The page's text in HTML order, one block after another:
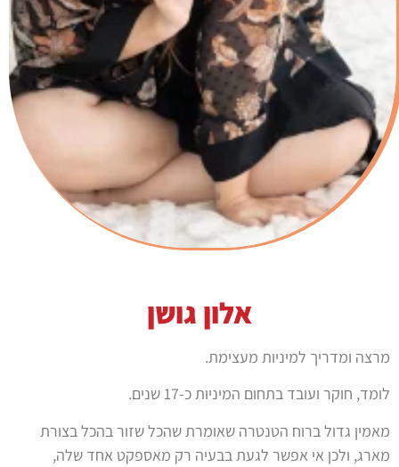
אלון גושן
מרצה ומדריך למיניות מעצימת.
לומד, חוקר ועובד בתחום המיניות כ-17 שנים.
מאמין גדול ברוח הטנטרה שאומרת שהכל שזור בהכל בצורת
מארג, ולכן אי אפשר לגעת בבעיה רק מאספקט אחד שלה,